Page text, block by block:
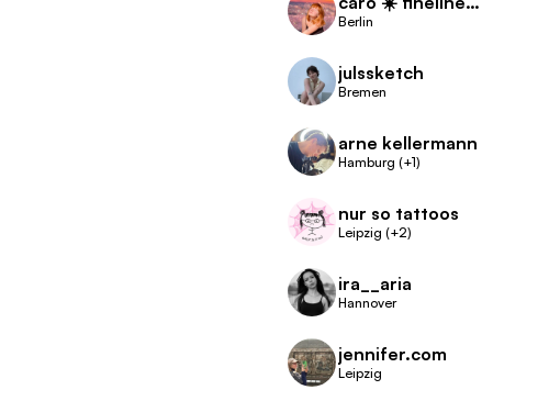
Berlin
julssketch
Bremen
arne kellermann
Hamburg (+1)
nur so tattoos
Leipzig (+2)
ira__aria
Hannover
jennifer.com
Leipzig